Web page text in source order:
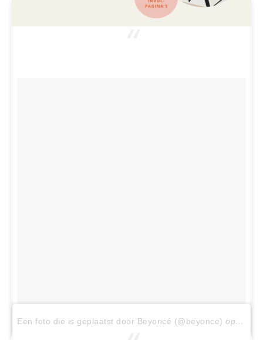
Een foto die is geplaatst door Beyoncé (@beyonce) op Sep